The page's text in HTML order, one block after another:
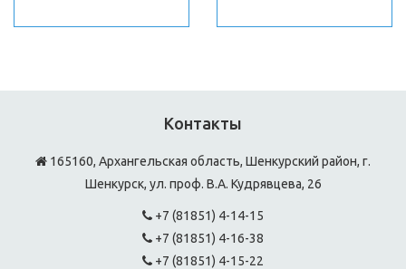
Контакты
165160, Архангельская область, Шенкурский район, г.
Шенкурск, ул. проф. В.А. Кудрявцева, 26
+7 (81851) 4-14-15
+7 (81851) 4-16-38
+7 (81851) 4-15-22